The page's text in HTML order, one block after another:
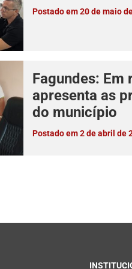
Postado em 20 de maio
Fagundes: Em
apresenta as
do município
Postado em 2 de abril de